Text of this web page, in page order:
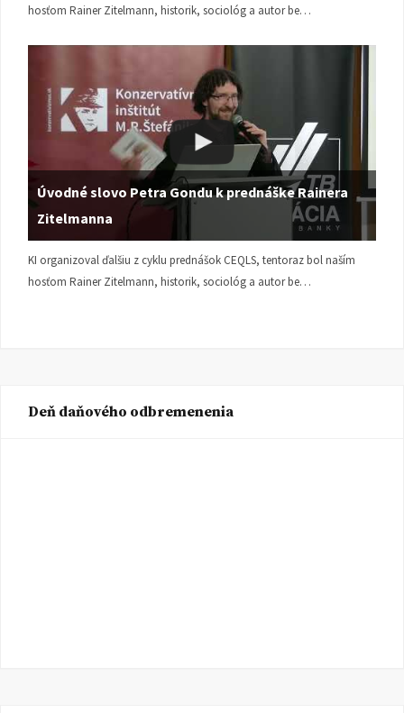
hosťom Rainer Zitelmann, historik, sociológ a autor be…
Úvodné slovo Petra Gondu k prednáške Rainera
Zitelmanna
KI organizoval ďalšiu z cyklu prednášok CEQLS, tentoraz bol naším
hosťom Rainer Zitelmann, historik, sociológ a autor be…
Deň daňového odbremenenia